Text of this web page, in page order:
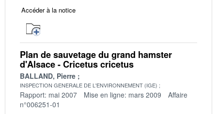
Accéder à la notice
Plan de sauvetage du grand hamster
d'Alsace - Cricetus cricetus
BALLAND, Pierre
INSPECTION GENERALE DE L'ENVIRONNEMENT (IGE)
Rapport: mai 2007 Mise en ligne: mars 2009
Affaire
n°006251-01